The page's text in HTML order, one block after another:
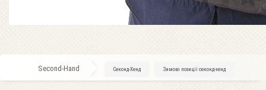
Second-Hand Секонд-Хенд Зимові позиції секонд-хенд